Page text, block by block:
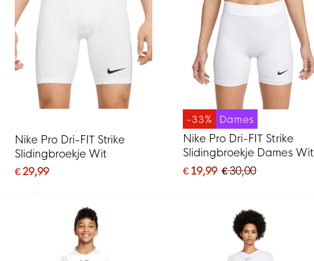
Nike Pro Dri-FIT Strike
Slidingbroekje Wit
€ 29,99
-33% Dames
Nike Pro Dri-FIT Strike
Slidingbroekje Dames Wit
€ 19,99 € 30,00